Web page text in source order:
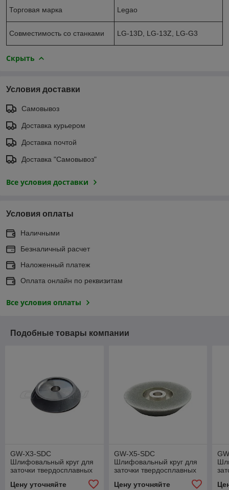
Торговая марка Legao
Совместимость со станками LG-13D, LG-13Z, LG-G3
Скрыть
Условия доставки
Самовывоз
Доставка курьером
Доставка почтой
Доставка "Самовывоз"
Все условия доставки
Условия оплаты
Наличными
Безналичный расчет
Наложенный платеж
Оплата онлайн по реквизитам
Все условия оплаты
Подобные товары компании
GW-X3-SDC
Шлифовальный круг для
заточки твердосплавных
Цену уточняйте
GW-X5-SDC
Шлифовальный круг для
заточки твердосплавных
Цену уточняйте